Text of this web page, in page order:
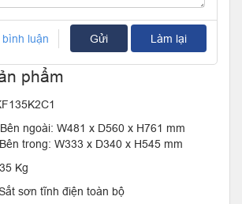
luận Gửi Làm lại
phẩm
ngoài: W481 x D560 x H761 mm
W333 x D340 x H545 mm
Kg
sơn tĩnh điện toàn bộ